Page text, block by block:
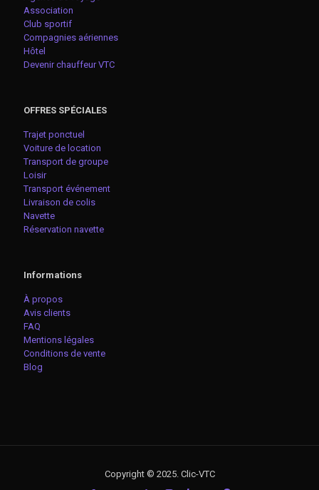
Association
Club sportif
Compagnies aériennes
Hôtel
Devenir chauffeur VTC
OFFRES SPÉCIALES
Trajet ponctuel
Voiture de location
Transport de groupe
Loisir
Transport événement
Livraison de colis
Navette
Réservation navette
Informations
À propos
Avis clients
FAQ
Mentions légales
Conditions de vente
Blog
Copyright © 2025. Clic-VTC